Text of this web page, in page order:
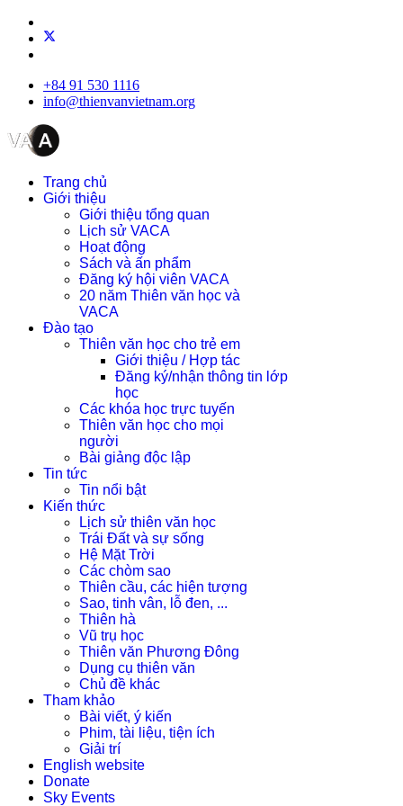
+84 91 530 1116
info@thienvanvietnam.org
Trang chủ
Giới thiệu
Giới thiệu tổng quan
Lịch sử VACA
Hoạt động
Sách và ấn phẩm
Đăng ký hội viên VACA
20 năm Thiên văn học và
VACA
Đào tạo
Thiên văn học cho trẻ em
Giới thiệu / Hợp tác
Đăng ký/nhận thông tin lớp
học
Các khóa học trực tuyến
Thiên văn học cho mọi
người
Bài giảng độc lập
Tin tức
Tin nổi bật
Kiến thức
Lịch sử thiên văn học
Trái Đất và sự sống
Hệ Mặt Trời
Các chòm sao
Thiên cầu, các hiện tượng
Sao, tinh vân, lỗ đen, ...
Thiên hà
Vũ trụ học
Thiên văn Phương Đông
Dụng cụ thiên văn
Chủ đề khác
Tham khảo
Bài viết, ý kiến
Phim, tài liệu, tiện ích
Giải trí
English website
Donate
Sky Events